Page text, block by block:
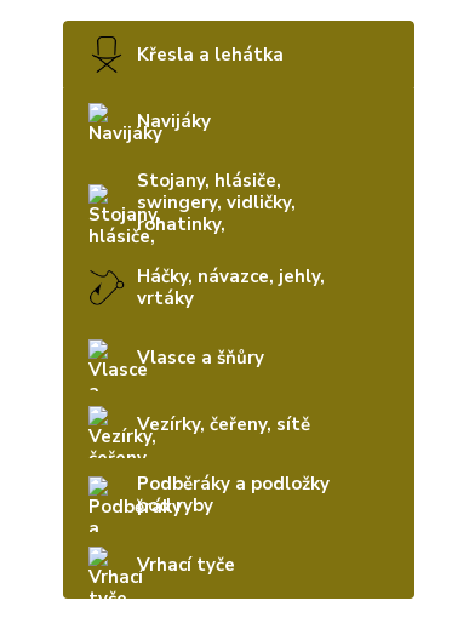
Křesla a lehátka
Navijáky
Stojany, hlásiče,
swingery, vidličky,
rohatinky,
Háčky, návazce, jehly,
vrtáky
Vlasce a šňůry
Vezírky, čeřeny, sítě
Podběráky a podložky
pod ryby
Vrhací tyče